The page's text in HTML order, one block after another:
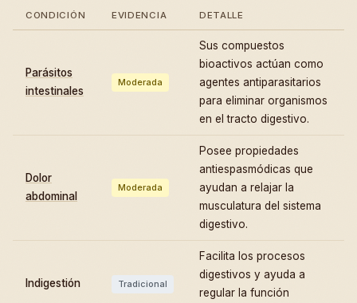
CONDICIÓN EVIDENCIA DETALLE
Parásitos
intestinales
Moderada
Sus compuestos
bioactivos actúan como
agentes antiparasitarios
para eliminar organismos
en el tracto digestivo.
Dolor
abdominal
Moderada
Posee propiedades
antiespasmódicas que
ayudan a relajar la
musculatura del sistema
digestivo.
Indigestión Tradicional
Facilita los procesos
digestivos y ayuda a
regular la función